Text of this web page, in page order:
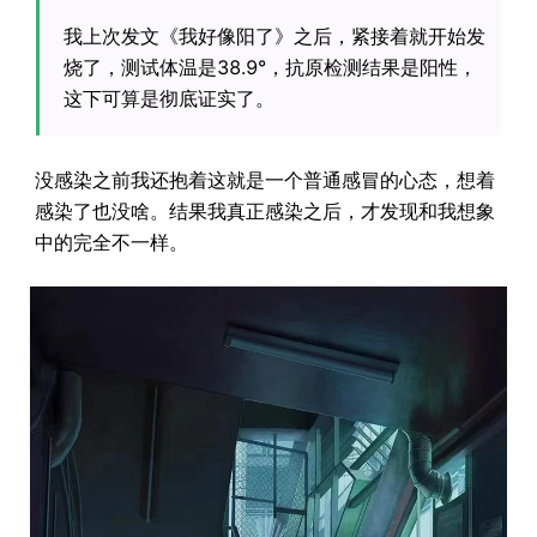
我上次发文《我好像阳了》之后，紧接着就开始发
烧了，测试体温是38.9°，抗原检测结果是阳性，
这下可算是彻底证实了。
没感染之前我还抱着这就是一个普通感冒的心态，想着
感染了也没啥。结果我真正感染之后，才发现和我想象
中的完全不一样。